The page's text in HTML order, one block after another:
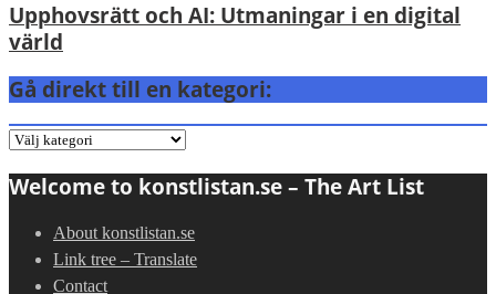
Upphovsrätt och AI: Utmaningar i en digital
värld
Gå direkt till en kategori:
Gå
till
kategori:
Welcome to konstlistan.se – The Art List
About konstlistan.se
Link tree – Translate
Contact